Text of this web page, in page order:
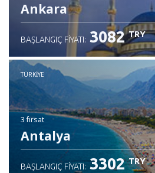
Ankara
BAŞLANGIÇ FIYATI: 3082 TRY
TÜRKIYE
3 fırsat
Antalya
BAŞLANGIÇ FIYATI: 3302 TRY